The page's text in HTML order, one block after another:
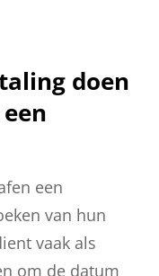
doen
een
van hun
vaak als
om de datum